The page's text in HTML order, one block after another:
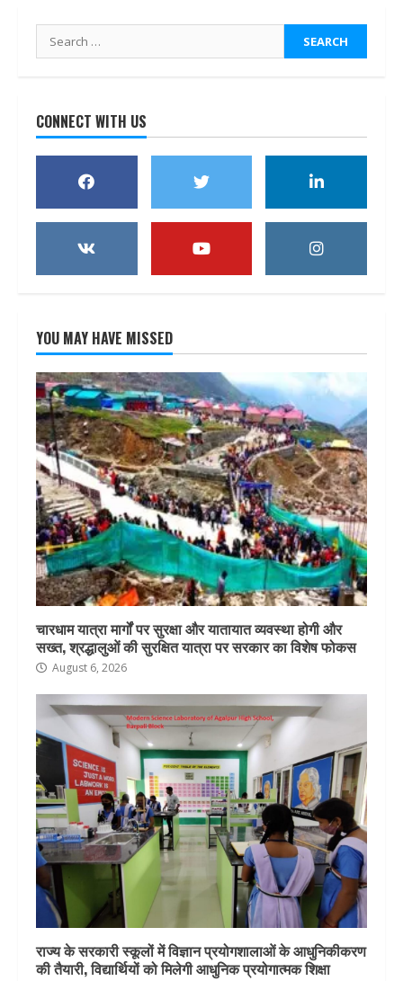
Search
for:
CONNECT WITH US
YOU MAY HAVE MISSED
चारधाम यात्रा मार्गों पर सुरक्षा और यातायात व्यवस्था होगी और
सख्त, श्रद्धालुओं की सुरक्षित यात्रा पर सरकार का विशेष फोकस
August 6, 2026
राज्य के सरकारी स्कूलों में विज्ञान प्रयोगशालाओं के आधुनिकीकरण
की तैयारी, विद्यार्थियों को मिलेगी आधुनिक प्रयोगात्मक शिक्षा